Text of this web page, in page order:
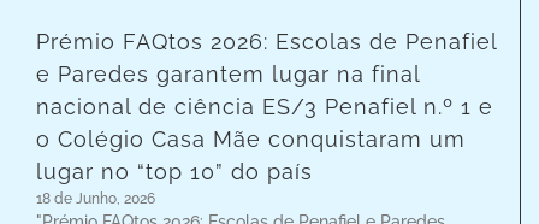
Prémio FAQtos 2026: Escolas de Penafiel
e Paredes garantem lugar na final
nacional de ciência ES/3 Penafiel n.º 1 e
o Colégio Casa Mãe conquistaram um
lugar no “top 10” do país
18 de Junho, 2026